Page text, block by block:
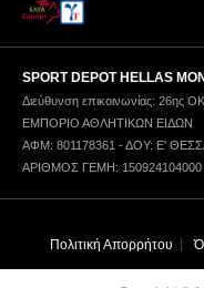
SPORT DEPOT HELLAS
Διεύθυνση επικοινωνίας:
ΕΜΠΟΡΙΟ ΑΘΛΗΤΙΚΩΝ ΕΙΔΩΝ
ΑΦΜ: 801178361 - ΔΟΥ: Ε'
ΑΡΙΘΜΟΣ ΓΕΜΗ: 150924104000
Πολιτική Απορρήτου